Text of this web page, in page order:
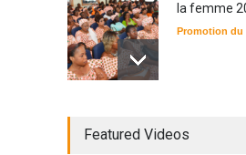
la femme
Promotion du
Radio
Featured Videos